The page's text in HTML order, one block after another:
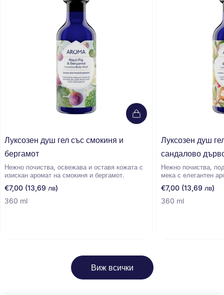
Добави в кошницата
Луксозен душ гел със смокиня и
бергамот
Нежно почиства, освежава и оставя кожата с
изискан аромат на смокиня и бергамот.
Редовна
цена
€7,00 (13,69 лв)
360 ml
Луксозен душ
сандалово
Нежно почиства,
мека с елегантен
Редовна
цена
€7,00 (13,69 лв)
360 ml
Виж всички